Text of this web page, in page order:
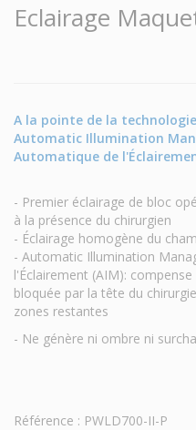
Eclairage
A la pointe de la
Automatic Illumination
Automatique de
- Premier éclairage de bloc
à la présence du chirurgien
- Éclairage homogène du
- Automatic Illumination
l'Éclairement (AIM):
bloquée par la tête du
zones restantes
- Ne génère ni ombre ni
Référence : PWLD700-II-P